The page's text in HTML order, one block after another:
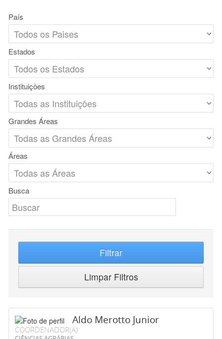
País
Estados
Instituições
Grandes Áreas
Áreas
Busca
Filtrar
Limpar Filtros
Aldo Merotto Junior
COORDENADOR(A)